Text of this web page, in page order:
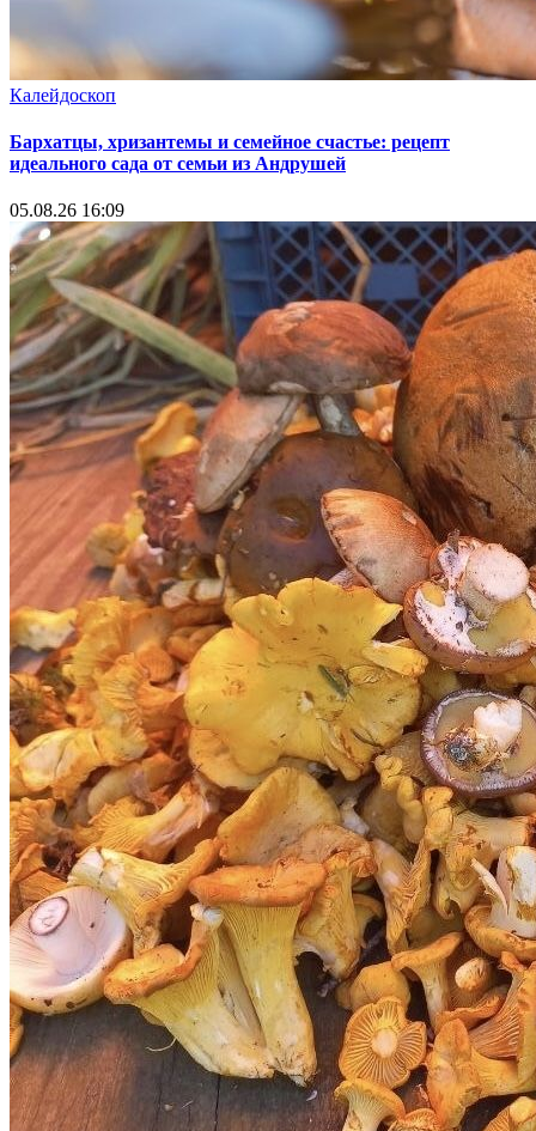
Калейдоскоп
Бархатцы, хризантемы и семейное счастье: рецепт
идеального сада от семьи из Андрушей
05.08.26 16:09